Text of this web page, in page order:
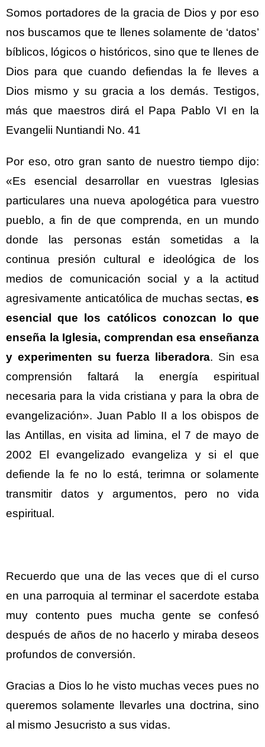
Somos portadores de la gracia de Dios y por eso
nos buscamos que te llenes solamente de ‘datos’
bíblicos, lógicos o históricos, sino que te llenes de
Dios para que cuando defiendas la fe lleves a
Dios mismo y su gracia a los demás. Testigos,
más que maestros dirá el Papa Pablo VI en la
Evangelii Nuntiandi No. 41
Por eso, otro gran santo de nuestro tiempo dijo:
«Es esencial desarrollar en vuestras Iglesias
particulares una nueva apologética para vuestro
pueblo, a fin de que comprenda, en un mundo
donde las personas están sometidas a la
continua presión cultural e ideológica de los
medios de comunicación social y a la actitud
agresivamente anticatólica de muchas sectas, es
esencial que los católicos conozcan lo que
enseña la Iglesia, comprendan esa enseñanza
y experimenten su fuerza liberadora. Sin esa
comprensión faltará la energía espiritual
necesaria para la vida cristiana y para la obra de
evangelización». Juan Pablo II a los obispos de
las Antillas, en visita ad limina, el 7 de mayo de
2002 El evangelizado evangeliza y si el que
defiende la fe no lo está, terimna or solamente
transmitir datos y argumentos, pero no vida
espiritual.
Recuerdo que una de las veces que di el curso
en una parroquia al terminar el sacerdote estaba
muy contento pues mucha gente se confesó
después de años de no hacerlo y miraba deseos
profundos de conversión.
Gracias a Dios lo he visto muchas veces pues no
queremos solamente llevarles una doctrina, sino
al mismo Jesucristo a sus vidas.